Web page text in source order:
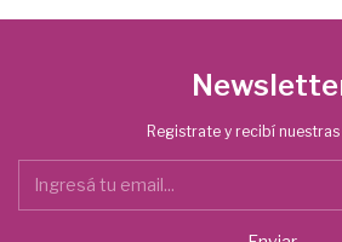
Registrate y recibí